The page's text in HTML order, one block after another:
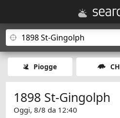
Piogge CH
1898 St-Gingolph
Oggi, 8/8 da 12:40